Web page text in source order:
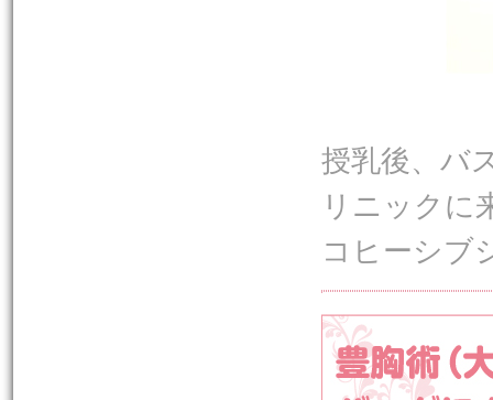
授乳後、バ
リニックに
コヒーシブ